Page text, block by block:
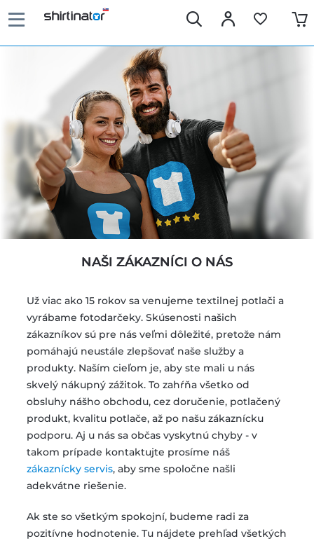
NAŠI ZÁKAZNÍCI O NÁS
Už viac ako 15 rokov sa venujeme textilnej potlači a
vyrábame fotodarčeky. Skúsenosti našich
zákazníkov sú pre nás veľmi dôležité, pretože nám
pomáhajú neustále zlepšovať naše služby a
produkty. Naším cieľom je, aby ste mali u nás
skvelý nákupný zážitok. To zahŕňa všetko od
obsluhy nášho obchodu, cez doručenie, potlačený
produkt, kvalitu potlače, až po našu zákaznícku
podporu. Aj u nás sa občas vyskytnú chyby - v
takom prípade kontaktujte prosíme náš
zákaznícky servis, aby sme spoločne našli
adekvátne riešenie.
Ak ste so všetkým spokojní, budeme radi za
pozitívne hodnotenie. Tu nájdete prehľad všetkých